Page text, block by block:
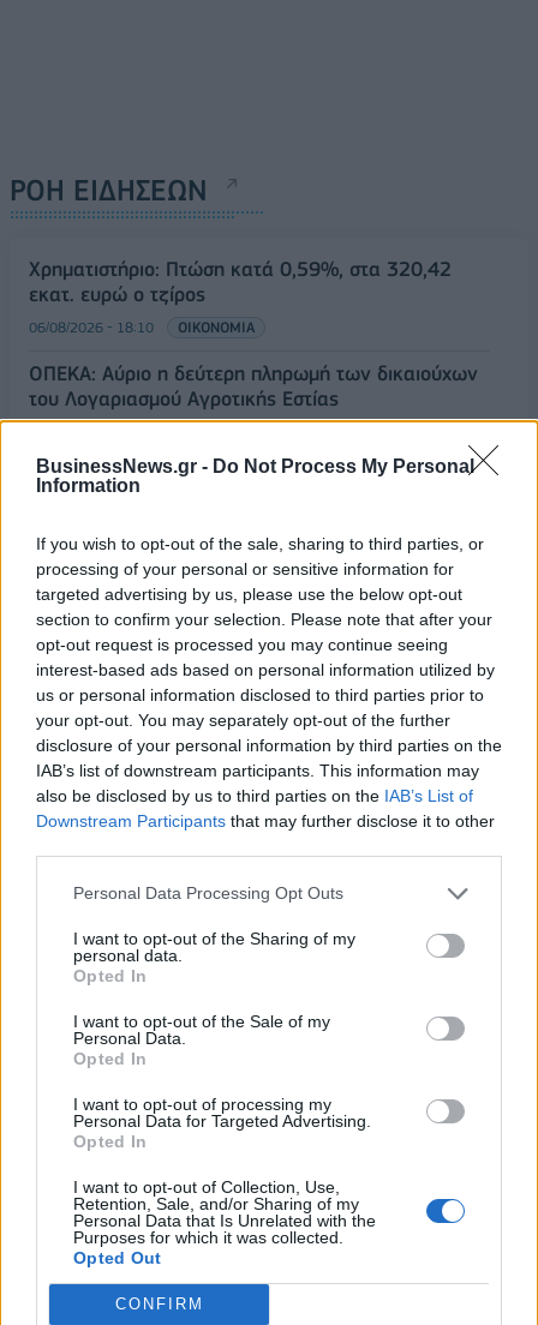
BusinessNews.gr - Do Not Process My Personal
Information
If you wish to opt-out of the sale, sharing to third parties, or
processing of your personal or sensitive information for
targeted advertising by us, please use the below opt-out
section to confirm your selection. Please note that after your
opt-out request is processed you may continue seeing
interest-based ads based on personal information utilized by
us or personal information disclosed to third parties prior to
your opt-out. You may separately opt-out of the further
disclosure of your personal information by third parties on the
IAB’s list of downstream participants. This information may
also be disclosed by us to third parties on the IAB’s List of
Downstream Participants that may further disclose it to other
Personal Data Processing Opt Outs
I want to opt-out of the Sharing of my
personal data.
Opted In
I want to opt-out of the Sale of my
Personal Data.
Opted In
I want to opt-out of processing my
Personal Data for Targeted Advertising.
Opted In
I want to opt-out of Collection, Use,
Retention, Sale, and/or Sharing of my
Personal Data that Is Unrelated with the
Purposes for which it was collected.
Opted Out
CONFIRM
ΡΟΗ ΕΙΔΗΣΕΩΝ
Χρηματιστήριο: Πτώση κατά 0,59%, στα 320,42
εκατ. ευρώ ο τζίρος
06/08/2026 - 18:10 ΟΙΚΟΝΟΜΙΑ
ΟΠΕΚΑ: Αύριο η δεύτερη πληρωμή των δικαιούχων
του Λογαριασμού Αγροτικής Εστίας
Κυβερνητική Επιτροπή Βιομηχανίας- Κ. Μητσοτάκης:
06/08/2026 - 17:18
Από τις 28 Αυγούστου η ψηφιακή ενεργοποίηση της
Κάρτας Αγρότη μέσω της ΕΑΕ 2026
06/08/2026 - 16:51 ΟΙΚΟΝΟΜΙΑ
Eurobank: Εξελίξεις και προοπτικές στις αγορές
πετρελαίου και φυσικού αερίου στην Ευρώπη
06/08/2026 - 16:20 ΕΝΕΡΓΕΙΑ
Οι ελληνικές scale-ups επιχειρήσεις στρέφονται
06/08/2026 - 15:56 ΕΠΙΧΕΙΡΗΣΕΙΣ
Χρηματιστήριο: Στις 2.627,95 μονάδες ο Γενικός
Δείκτης Τιμών, με άνοδο 0,15%
ΥΠΑΑΤ: Αποζημιώσεις 38,1 εκατ. ευρώ σε
κτηνοτρόφους για ευλογιά, πανώλη και αφθώδη
πυρετό
06/08/2026 - 15:33 ΟΙΚΟΝΟΜΙΑ
Στ. Παπασταύρου: Άμεσα αντιδιαβρωτικά έργα στη
Δυτική Αττική
06/08/2026 - 15:17 ΠΟΛΙΤΙΚΗ
Συνάλλαγμα: Το ευρώ υποχωρεί κατά 0,11%, στα
1,1541 δολάρια